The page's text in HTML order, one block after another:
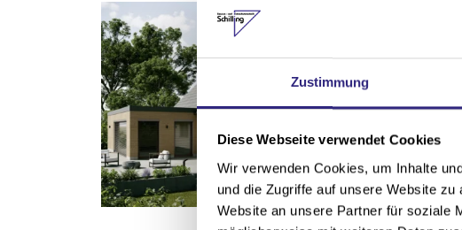
Zustimmung
Diese Webseite verwendet Cookies
Wir verwenden Cookies, um Inhalte
und die Zugriffe auf unsere Website
Website an unsere Partner für soziale